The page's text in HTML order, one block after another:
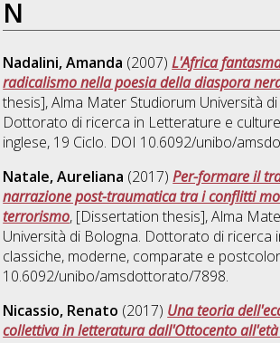
N
Nadalini, Amanda (2007)L'Africa
radicalismo nella poesia della diaspora
thesis], Alma Mater Studiorum Università
Dottorato di ricerca in Letterature e
inglese, 19 Ciclo. DOI 10.6092/unibo/
Natale, Aureliana (2017)Per-formare il
narrazione post-traumatica tra i conflitti
terrorismo, [Dissertation thesis], Alma
Università di Bologna. Dottorato di ricerca
classiche, moderne, comparate e
10.6092/unibo/amsdottorato/7898.
Nicassio, Renato (2017) Una teoria
collettiva in letteratura dall'Ottocento